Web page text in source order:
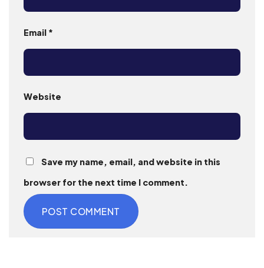
Email *
Website
Save my name, email, and website in this
browser for the next time I comment.